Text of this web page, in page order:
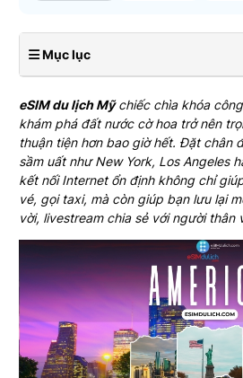
Mục lục
eSIM du lịch Mỹchiếc chìa khóa
khám phá đất nước cờ hoa trở nên
thuận tiện hơn bao giờ hết. Đặt chân
sầm uất như New York, Los Angeles
kết nối Internet ổn định không chỉ
vé, gọi taxi, mà còn giúp bạn lưu lại
vời, livestream chia sẻ với người